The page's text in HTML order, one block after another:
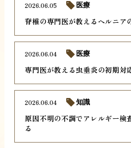
脊椎の専門医が教えるヘルニア
2026.06.05 医療
専門医が教える虫垂炎の初期対
2026.06.04 医療
原因不明の不調でアレルギー検
る
2026.06.04 知識